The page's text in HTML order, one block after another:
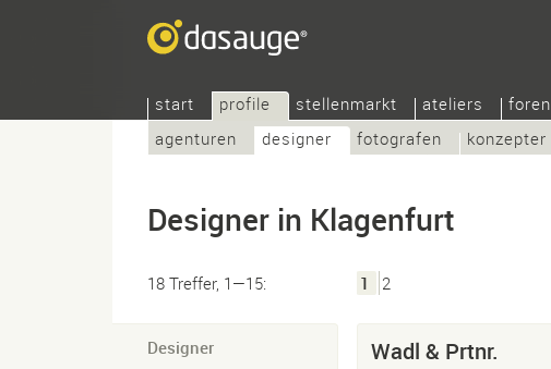
start
profile
agenturen
designer fotografen konzepter
stellenmarkt ateliers foren
Designer in Klagenfurt
18 Treffer, 1—15: 1 2
Designer Wadl & Prtnr.